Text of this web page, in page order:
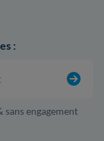
:
sans engagement